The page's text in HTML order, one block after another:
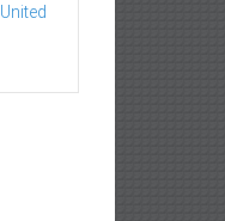
United